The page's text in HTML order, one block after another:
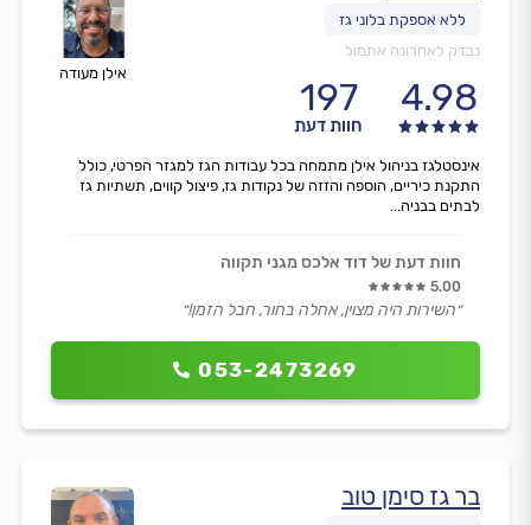
אילן מעודה
נבדק לאחרונה אתמול
4.98
197
חוות דעת
053-2473269
אינסטלגז בניהול אילן מתמחה בכל עבודות הגז למגזר הפרטי, כולל
התקנת כיריים, הוספה והזזה של נקודות גז, פיצול קווים, תשתיות גז
לבתים בבניה...
חוות דעת של דוד אלכס מגני תקווה
5.00
״השירות היה מצוין, אחלה בחור, חבל הזמן!״
בר גז סימן טוב